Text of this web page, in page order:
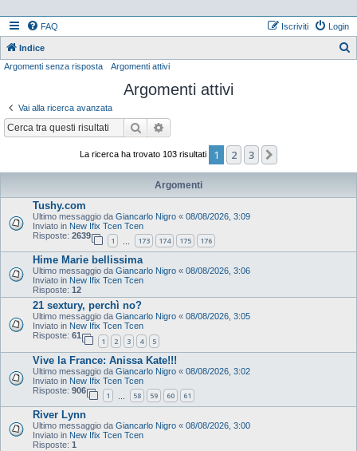
FAQ Login
Iscriviti
Indice
Argomenti senza risposta Argomenti attivi
Argomenti attivi
Vai alla ricerca avanzata
Cerca
La ricerca ha trovato 103 risultati 1 2 3
Argomenti
Tushy.com
Ultimo messaggio da Giancarlo Nigro « 08/08/2026, 3:09
Inviato in New Ifix Tcen Tcen
Risposte: 2639
1 173 174 175 176
Hime Marie bellissima
Ultimo messaggio da Giancarlo Nigro « 08/08/2026, 3:06
Inviato in New Ifix Tcen Tcen
Risposte: 12
21 sextury, perchì no?
Ultimo messaggio da Giancarlo Nigro « 08/08/2026, 3:05
Inviato in New Ifix Tcen Tcen
Risposte: 61
1 2 3 4 5
Vive la France: Anissa Kate!!!
Ultimo messaggio da Giancarlo Nigro « 08/08/2026, 3:02
Inviato in New Ifix Tcen Tcen
Risposte: 906
1 58 59 60 61
River Lynn
Ultimo messaggio da Giancarlo Nigro « 08/08/2026, 3:00
Inviato in New Ifix Tcen Tcen
Risposte: 1